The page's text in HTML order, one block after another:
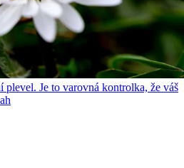
plevel. Je to varovná kontrolka, že váš